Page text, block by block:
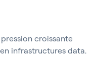
croissante
infrastructures data.